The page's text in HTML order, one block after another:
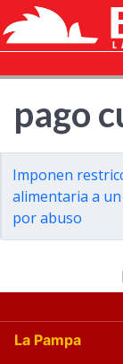
pago
Imponen
alimentaria a
por abuso
La Pampa